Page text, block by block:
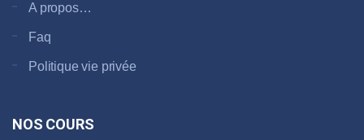
A propos…
Faq
Politique vie privée
NOS COURS